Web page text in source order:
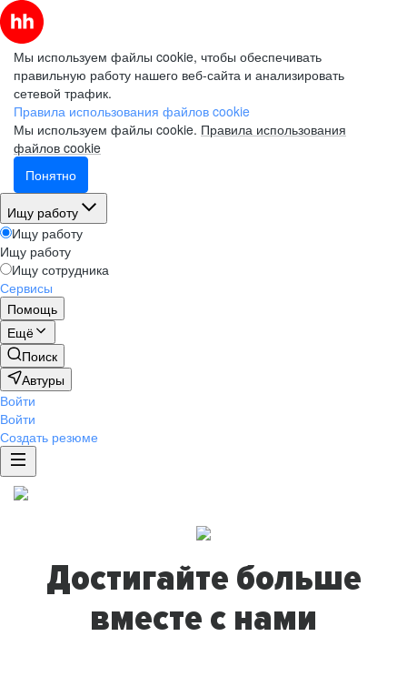
Мы используем файлы cookie, чтобы обеспечивать
правильную работу нашего веб-сайта и анализировать
сетевой трафик.
Правила использования файлов cookie
Мы используем файлы cookie. Правила использования
файлов cookie
Понятно
Ищу работу
Ищу работу
Ищу работу
Ищу сотрудника
Сервисы
Помощь
Ещё
Поиск
Автуры
Войти
Войти
Создать резюме
Достигайте больше
вместе с нами